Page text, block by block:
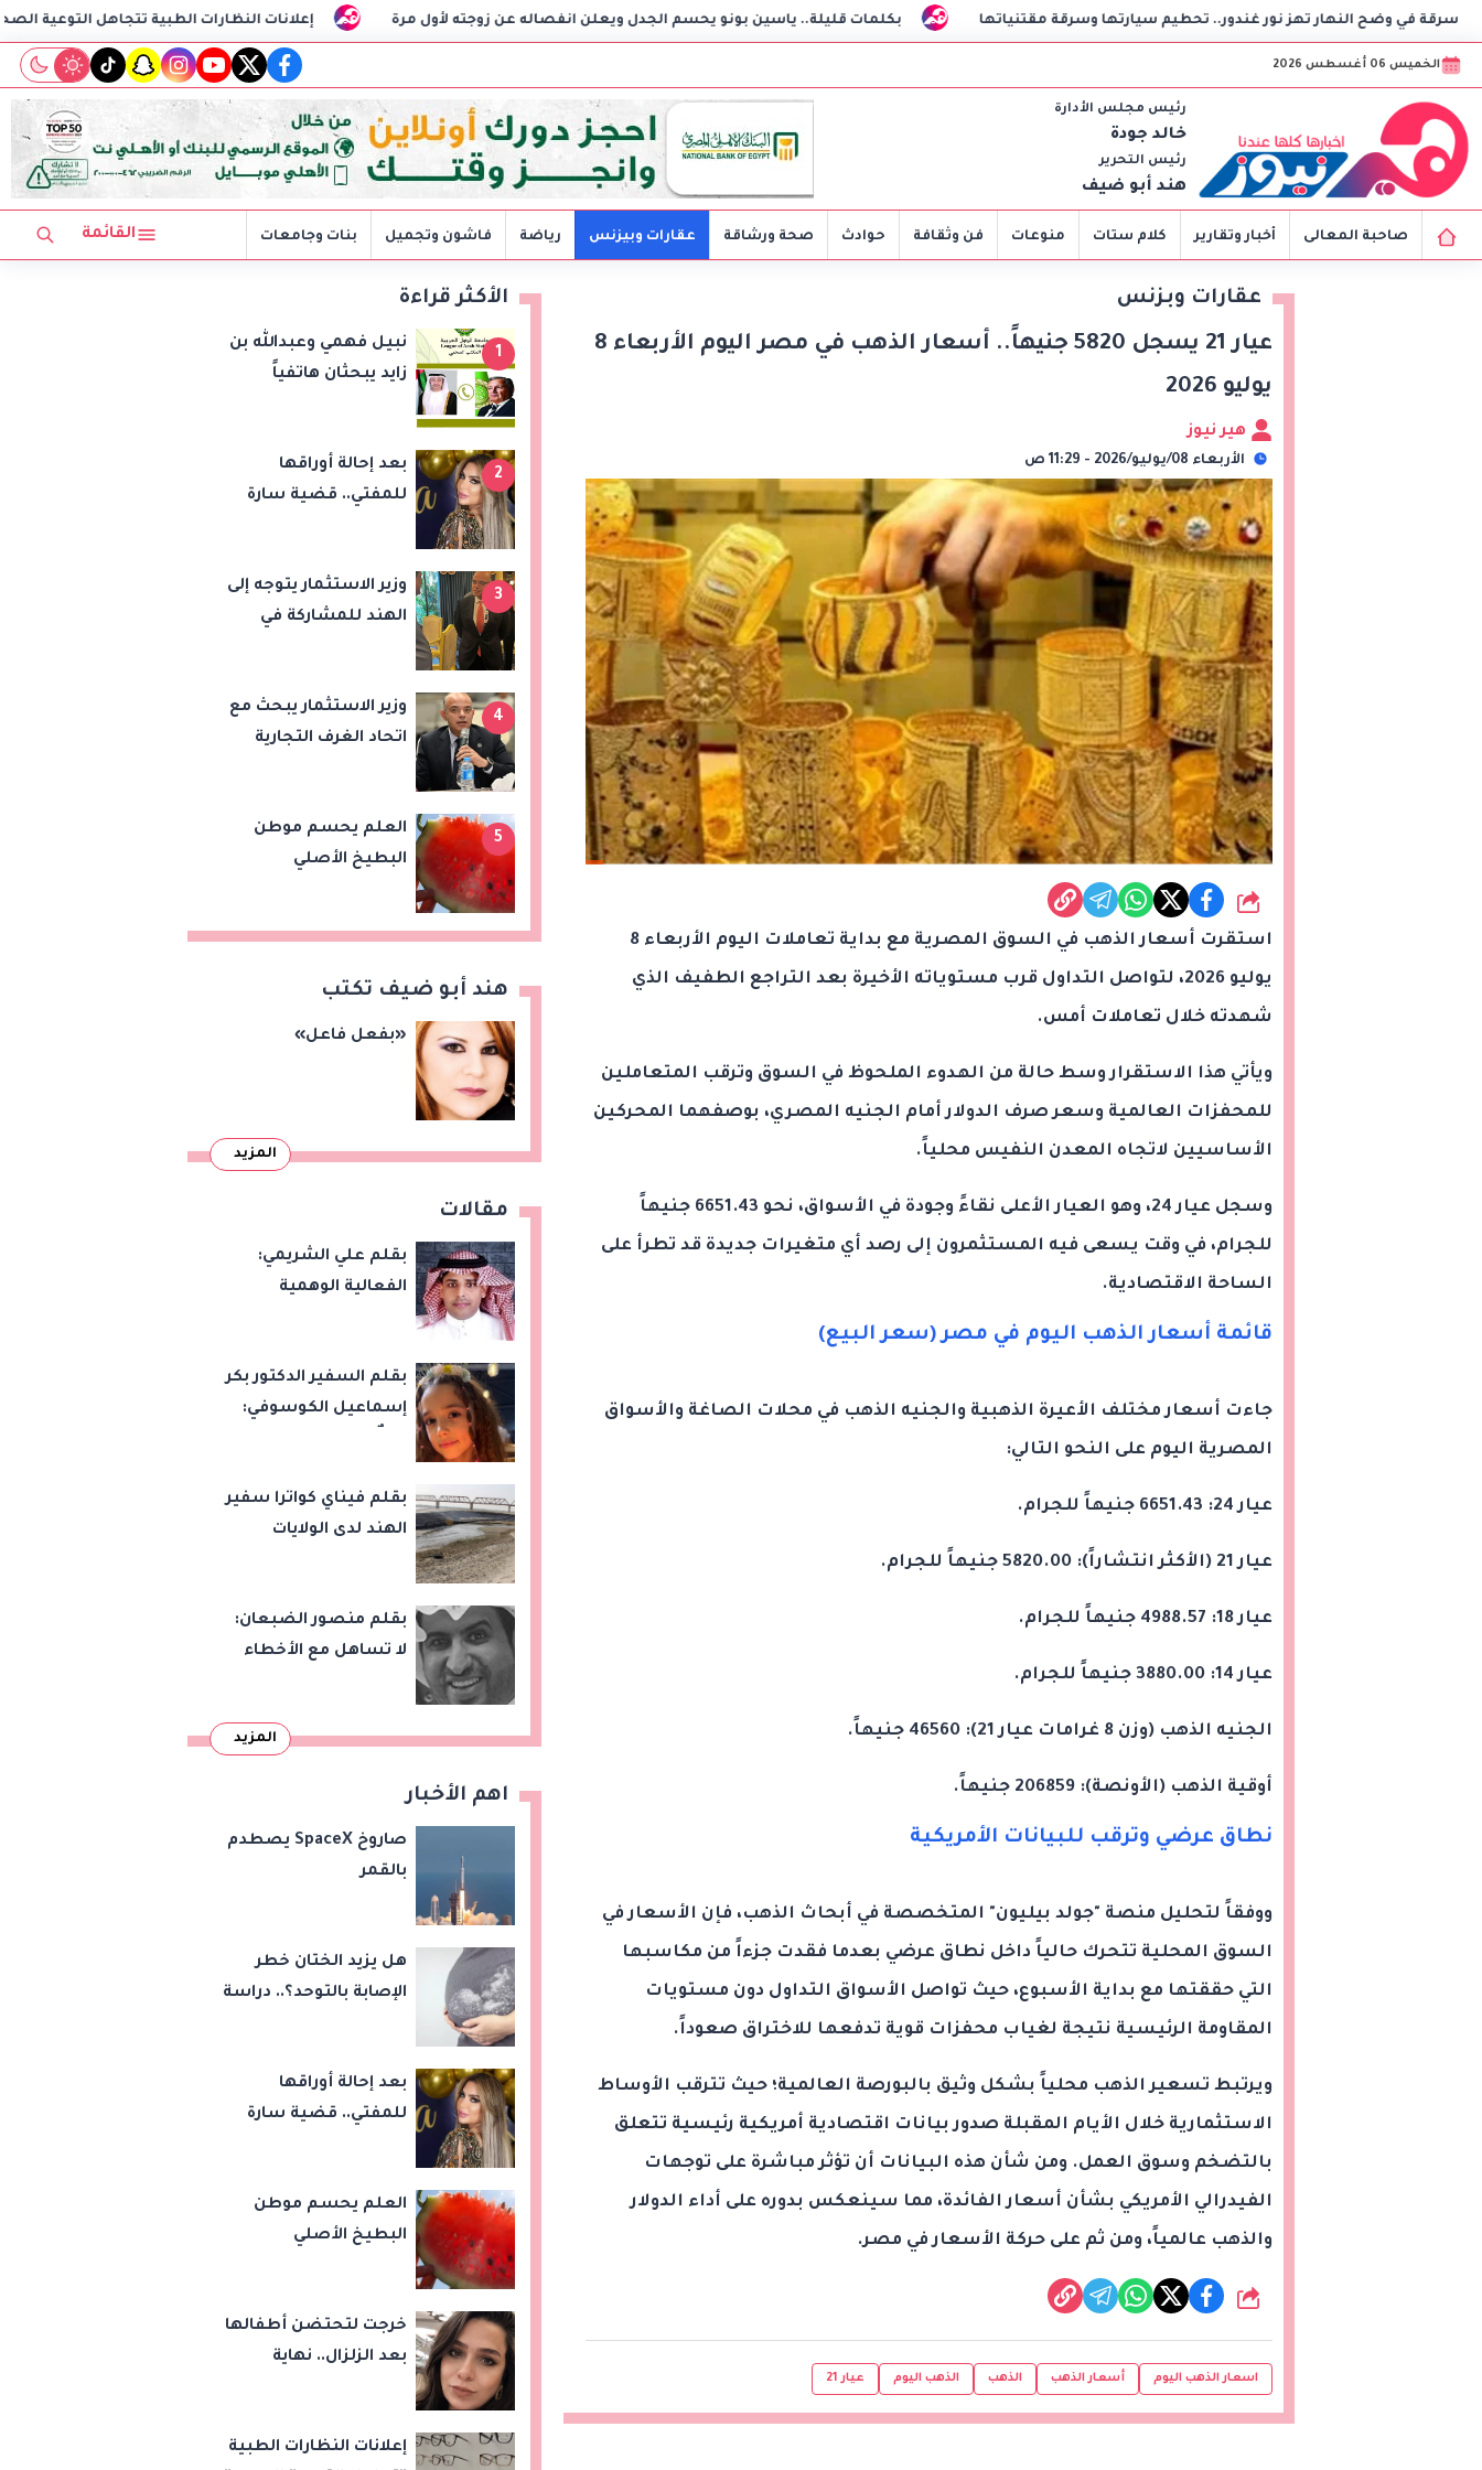
إعلانات النظارات الطبية تتجاهل التوعية الصحية بكلمات قليلة.. ياسين بونو يحسم الجدل ويعلن انفصاله عن زوجته لأول مرة النهار تهز نور غندور.. تحطيم سيارتها وسرقة مقتنياتها
الخميس 06 أغسطس 2026 facebook
twitter
youtube
instagram
snapchat
tiktok
رئيس مجلس الأدارة
خالد جودة
رئيس التحرير
هند أبو ضيف
صاحبة المعالى أخبار وتقارير كلام ستات منوعات فن وثقافة حوادث صحة ورشاقة عقارات وبيزنس رياضة فاشون وتجميل بنات وجامعات القائمة
عقارات وبزنس
عيار 21 يسجل 5820 جنيهاً.. أسعار الذهب في مصر اليوم الأربعاء 8
يوليو 2026
هير نيوز
الأربعاء 08/يوليو/2026 - 11:29 ص
شارك
استقرت أسعار الذهب في السوق المصرية مع بداية تعاملات اليوم الأربعاء 8
يوليو 2026، لتواصل التداول قرب مستوياته الأخيرة بعد التراجع الطفيف الذي
شهدته خلال تعاملات أمس.
ويأتي هذا الاستقرار وسط حالة من الهدوء الملحوظ في السوق وترقب المتعاملين
للمحفزات العالمية وسعر صرف الدولار أمام الجنيه المصري، بوصفهما المحركين
الأساسيين لاتجاه المعدن النفيس محلياً.
وسجل عيار 24، وهو العيار الأعلى نقاءً وجودة في الأسواق، نحو 6651.43 جنيهاً
للجرام، في وقت يسعى فيه المستثمرون إلى رصد أي متغيرات جديدة قد تطرأ على
الساحة الاقتصادية.
قائمة أسعار الذهب اليوم في مصر (سعر البيع)
جاءت أسعار مختلف الأعيرة الذهبية والجنيه الذهب في محلات الصاغة والأسواق
المصرية اليوم على النحو التالي:
عيار 24: 6651.43 جنيهاً للجرام.
عيار 21 (الأكثر انتشاراً): 5820.00 جنيهاً للجرام.
عيار 18: 4988.57 جنيهاً للجرام.
عيار 14: 3880.00 جنيهاً للجرام.
الجنيه الذهب (وزن 8 غرامات عيار 21): 46560 جنيهاً.
أوقية الذهب (الأونصة): 206859 جنيهاً.
نطاق عرضي وترقب للبيانات الأمريكية
ووفقاً لتحليل منصة "جولد بيليون" المتخصصة في أبحاث الذهب، فإن الأسعار في
السوق المحلية تتحرك حالياً داخل نطاق عرضي بعدما فقدت جزءاً من مكاسبها
التي حققتها مع بداية الأسبوع، حيث تواصل الأسواق التداول دون مستويات
المقاومة الرئيسية نتيجة لغياب محفزات قوية تدفعها للاختراق صعوداً.
ويرتبط تسعير الذهب محلياً بشكل وثيق بالبورصة العالمية؛ حيث تترقب الأوساط
الاستثمارية خلال الأيام المقبلة صدور بيانات اقتصادية أمريكية رئيسية تتعلق
بالتضخم وسوق العمل. ومن شأن هذه البيانات أن تؤثر مباشرة على توجهات
الفيدرالي الأمريكي بشأن أسعار الفائدة، مما سينعكس بدوره على أداء الدولار
والذهب عالمياً، ومن ثم على حركة الأسعار في مصر.
شارك
اسعار الذهب اليوم أسعار الذهب الذهب الذهب اليوم عيار 21
الأكثر قراءة
1
نبيل فهمي وعبدالله بن
زايد يبحثان هاتفياً
الاستقرار
2
بعد إحالة أوراقها
للمفتي.. قضية سارة
3
وزير الاستثمار يتوجه إلى
الهند للمشاركة في
التعاون التجاري
والاستثماري
4
وزير الاستثمار يبحث مع
اتحاد الغرف التجارية
الاستثمار والصادرات
5
العلم يحسم موطن
البطيخ الأصلي
هند أبو ضيف تكتب
«بفعل فاعل»
المزيد
مقالات
بقلم علي الشريمي:
الفعالية الوهمية
بقلم السفير الدكتور بكر
إسماعيل الكوسوفي:
بقلم فيناي كواترا سفير
الهند لدى الولايات
وقت طويل من تعليق
الهند العمل بها
بقلم منصور الضبعان:
لا تساهل مع الأخطاء
المزيد
اهم الأخبار
صاروخ SpaceX يصطدم
بالقمر
هل يزيد الختان خطر
الإصابة بالتوحد؟.. دراسة
بعد إحالة أوراقها
للمفتي.. قضية سارة
العلم يحسم موطن
البطيخ الأصلي
خرجت لتحتضن أطفالها
بعد الزلزال.. نهاية
إعلانات النظارات الطبية